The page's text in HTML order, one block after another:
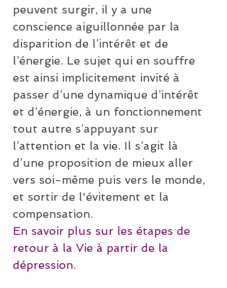
peuvent surgir, il y a une
conscience aiguillonnée par la
disparition de l’intérêt et de
l’énergie. Le sujet qui en souffre
est ainsi implicitement invité à
passer d’une dynamique d’intérêt
et d’énergie, à un fonctionnement
tout autre s’appuyant sur
l’attention et la vie. Il s’agit là
d’une proposition de mieux aller
vers soi-même puis vers le monde,
et sortir de l'évitement et la
compensation.
En savoir plus sur les étapes de
retour à la Vie à partir de la
dépression.